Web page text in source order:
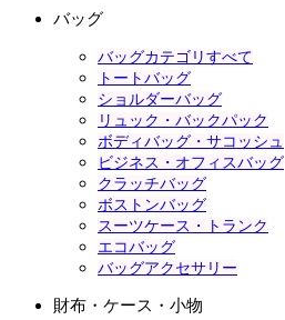
バッグ
バッグカテゴリすべて
トートバッグ
ショルダーバッグ
リュック・バックパック
ボディバッグ・サコッシュ
ビジネス・オフィスバッグ
クラッチバッグ
ボストンバッグ
スーツケース・トランク
エコバッグ
バッグアクセサリー
財布・ケース・小物